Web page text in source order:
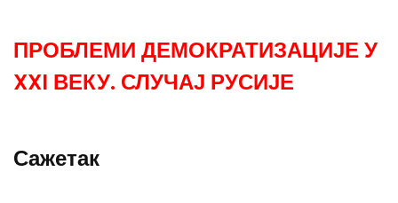
ПРОБЛЕМИ ДЕМОКРАТИЗАЦИЈЕ У
XXI ВЕКУ. СЛУЧАЈ РУСИЈЕ
Сажетак